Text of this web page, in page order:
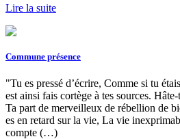
Lire la suite
Commune présence
"Tu es pressé d’écrire, Comme si tu
est ainsi fais cortège à tes sources.
Ta part de merveilleux de rébellion de
es en retard sur la vie, La vie
compte (…)